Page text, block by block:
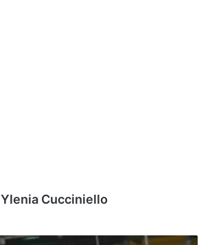
Ylenia Cucciniello